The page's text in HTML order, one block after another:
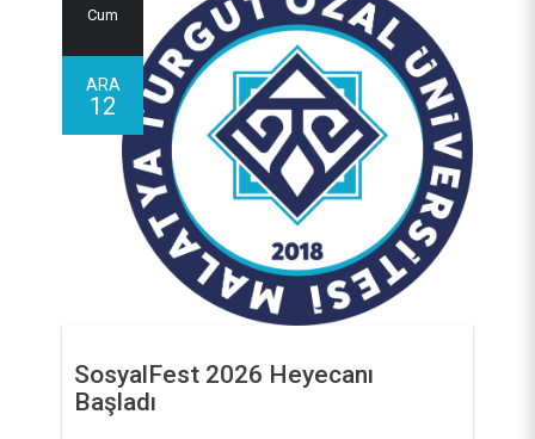
Cum
ARA
12
SosyalFest 2026 Heyecanı
Başladı